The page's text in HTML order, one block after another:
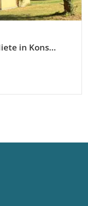
Jetzt neu: Wohnung zur Miete in Konstanz